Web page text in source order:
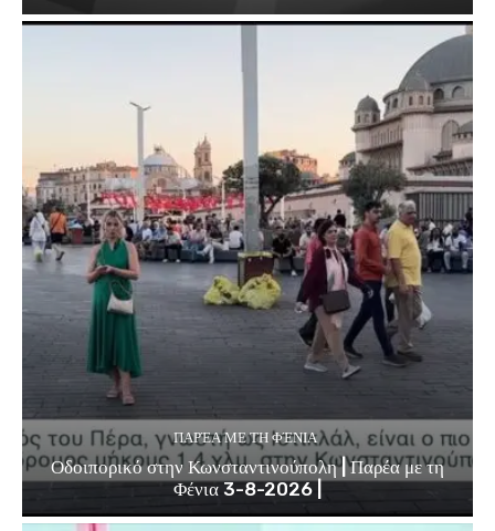
ΠΑΡΈΑ ΜΕ ΤΗ ΦΈΝΙΑ
Οδοιπορικό στην Κωνσταντινούπολη | Παρέα με τη
Φένια 3-8-2026 |